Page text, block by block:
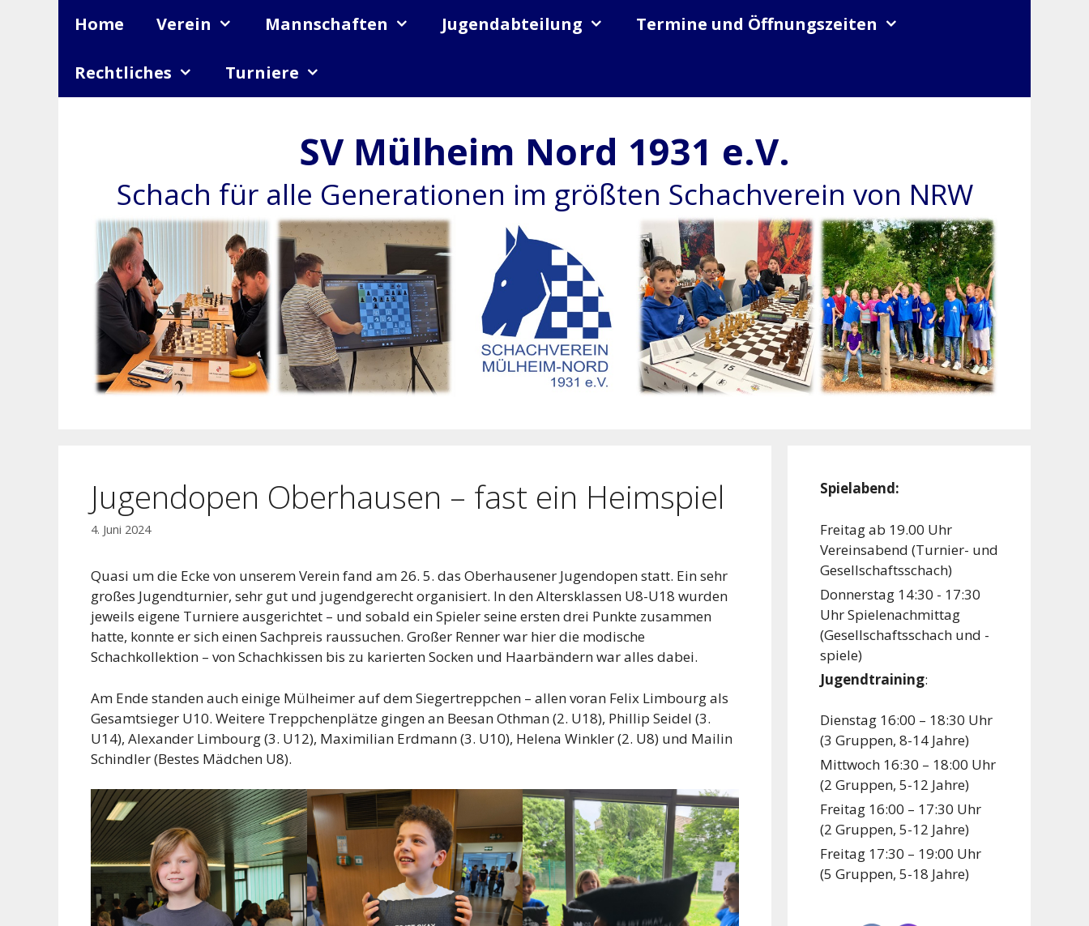
Home Verein Mannschaften Jugendabteilung Termine und Öffnungszeiten
Rechtliches Turniere
SV Mülheim Nord 1931 e.V.
Schach für alle Generationen im größten Schachverein von NRW
Jugendopen Oberhausen – fast ein Heimspiel
4. Juni 2024
Quasi um die Ecke von unserem Verein fand am 26. 5. das Oberhausener Jugendopen statt. Ein sehr
großes Jugendturnier, sehr gut und jugendgerecht organisiert. In den Altersklassen U8-U18 wurden
jeweils eigene Turniere ausgerichtet – und sobald ein Spieler seine ersten drei Punkte zusammen
hatte, konnte er sich einen Sachpreis raussuchen. Großer Renner war hier die modische
Schachkollektion – von Schachkissen bis zu karierten Socken und Haarbändern war alles dabei.
Am Ende standen auch einige Mülheimer auf dem Siegertreppchen – allen voran Felix Limbourg als
Gesamtsieger U10. Weitere Treppchenplätze gingen an Beesan Othman (2. U18), Phillip Seidel (3.
U14), Alexander Limbourg (3. U12), Maximilian Erdmann (3. U10), Helena Winkler (2. U8) und Mailin
Schindler (Bestes Mädchen U8).
Spielabend:
Freitag ab 19.00 Uhr
Vereinsabend (Turnier- und
Gesellschaftsschach)
Donnerstag 14:30 - 17:30
Uhr Spielenachmittag
(Gesellschaftsschach und -
spiele)
Jugendtraining:
Dienstag 16:00 – 18:30 Uhr
(3 Gruppen, 8-14 Jahre)
Mittwoch 16:30 – 18:00 Uhr
(2 Gruppen, 5-12 Jahre)
Freitag 16:00 – 17:30 Uhr
(2 Gruppen, 5-12 Jahre)
Freitag 17:30 – 19:00 Uhr
(5 Gruppen, 5-18 Jahre)